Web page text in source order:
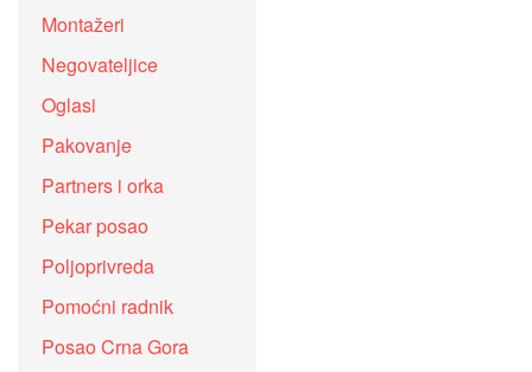
Montažeri
Negovateljice
Oglasi
Pakovanje
Partners i orka
Pekar posao
Poljoprivreda
Pomoćni radnik
Posao Crna Gora